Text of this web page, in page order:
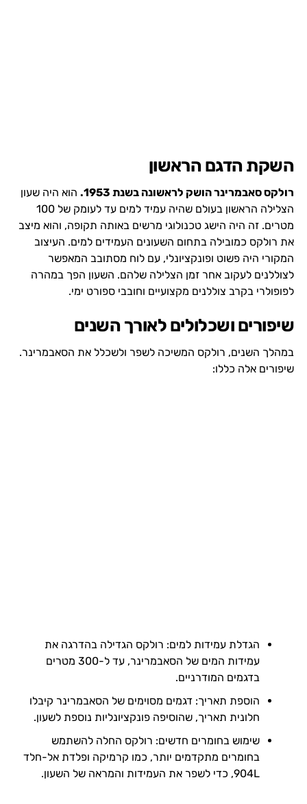
השקת הדגם הראשון
רולקס סאבמרינר הושק לראשונה בשנת 1953.
הוא היה שעון
הצלילה הראשון בעולם שהיה עמיד למים עד לעומק של 100
מטרים. זה היה הישג טכנולוגי מרשים באותה תקופה, והוא מיצב
את רולקס כמובילה בתחום השעונים העמידים למים. העיצוב
המקורי היה פשוט ופונקציונלי, עם לוח מסתובב המאפשר
לצוללנים לעקוב אחר זמן הצלילה שלהם. השעון הפך במהרה
לפופולרי בקרב צוללנים מקצועיים וחובבי ספורט ימי.
שיפורים ושכלולים לאורך השנים
במהלך השנים, רולקס המשיכה לשפר ולשכלל את הסאבמרינר.
שיפורים אלה כללו:
הגדלת עמידות למים: רולקס הגדילה בהדרגה את
עמידות המים של הסאבמרינר, עד ל-300 מטרים
בדגמים המודרניים.
הוספת תאריך: דגמים מסוימים של הסאבמרינר קיבלו
חלונית תאריך, שהוסיפה פונקציונליות נוספת לשעון.
שימוש בחומרים חדשים: רולקס החלה להשתמש
בחומרים מתקדמים יותר, כמו קרמיקה ופלדת אל-חלד
904L, כדי לשפר את העמידות והמראה של השעון.